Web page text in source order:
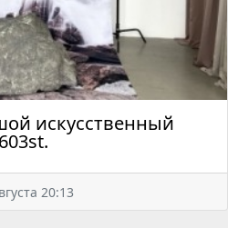
искусственный
20:13